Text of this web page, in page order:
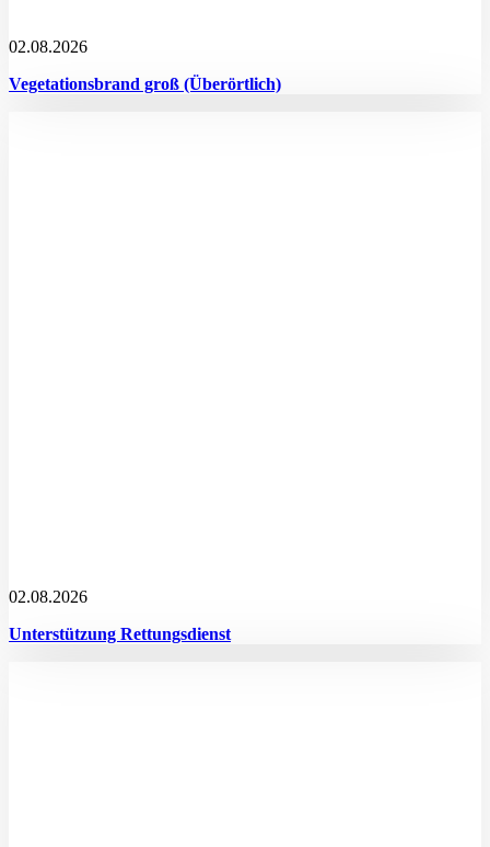
02.08.2026
Vegetationsbrand groß (Überörtlich)
02.08.2026
Unterstützung Rettungsdienst